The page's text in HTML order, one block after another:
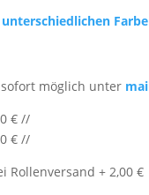
möglich unter
€ //
€ //
Rollenversand + 2,00 €